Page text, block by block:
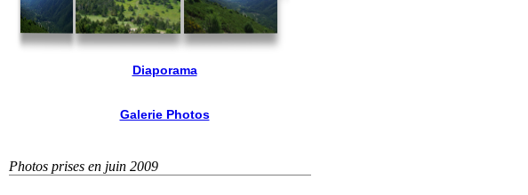
Diaporama
Galerie Photos
Photos prises en juin 2009